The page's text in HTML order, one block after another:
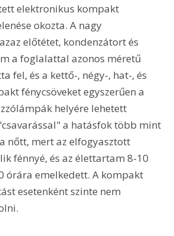
elektronikus kompakt
okozta. A nagy
előtétet, kondenzátort és
a foglalattal azonos méretű
fel, és a kettő-, négy-, hat-, és
fénycsöveket egyszerűen a
helyére lehetett
a hatásfok több mint
nőtt, mert az elfogyasztott
fénnyé, és az élettartam 8-10
órára emelkedett. A kompakt
esetenként szinte nem